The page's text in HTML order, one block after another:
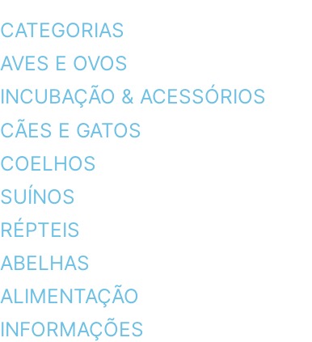
CATEGORIAS
AVES E OVOS
INCUBAÇÃO & ACESSÓRIOS
CÃES E GATOS
COELHOS
SUÍNOS
RÉPTEIS
ABELHAS
ALIMENTAÇÃO
INFORMAÇÕES